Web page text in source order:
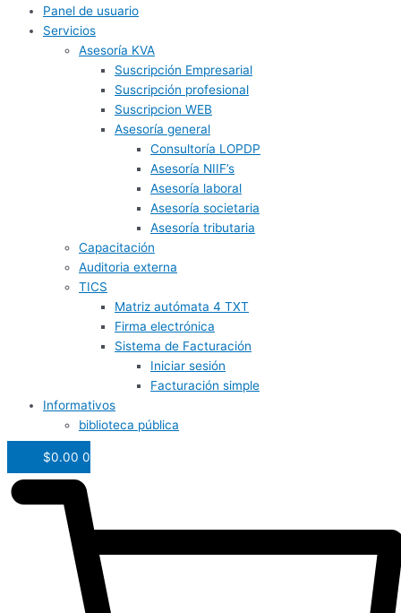
Panel de usuario
Servicios
Asesoría KVA
Suscripción Empresarial
Suscripción profesional
Suscripcion WEB
Asesoría general
Consultoría LOPDP
Asesoría NIIF’s
Asesoría laboral
Asesoría societaria
Asesoría tributaria
Capacitación
Auditoria externa
TICS
Matriz autómata 4 TXT
Firma electrónica
Sistema de Facturación
Iniciar sesión
Facturación simple
Informativos
biblioteca pública
$0.00 0